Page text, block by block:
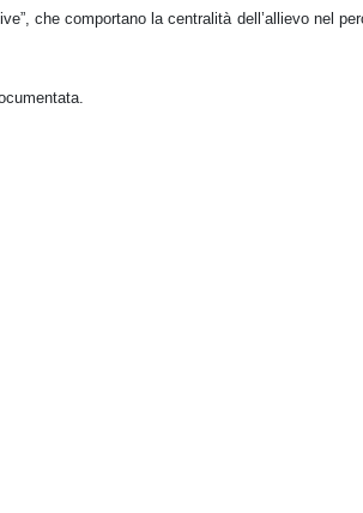
che comportano la centralità dell’allievo nel